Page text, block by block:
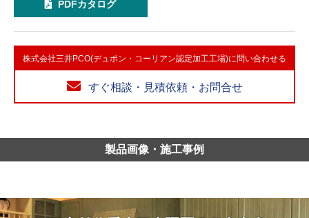
PDFカタログ
株式会社三井PCO(デュポン・コーリアン認定加工工場)に問い合わせる
すぐ相談・見積依頼・お問合せ
製品画像・施工事例